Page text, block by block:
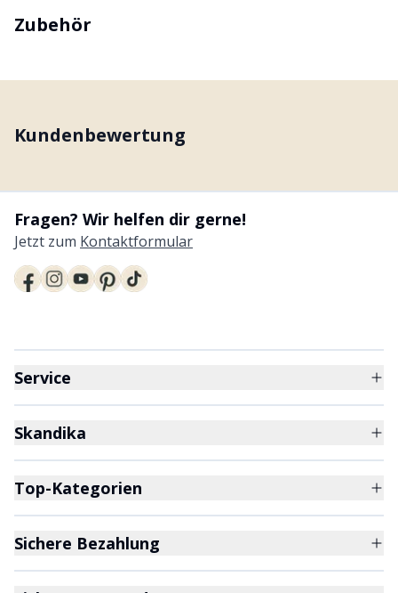
Zubehör
Kundenbewertung
Fragen? Wir helfen dir gerne!
Jetzt zum Kontaktformular
Service
Skandika
Top-Kategorien
Sichere Bezahlung